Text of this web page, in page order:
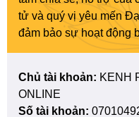
tử và quý vị yêu mến
đảm bảo sự hoạt động
Chủ tài khoản: KENH
ONLINE
Số tài khoản: